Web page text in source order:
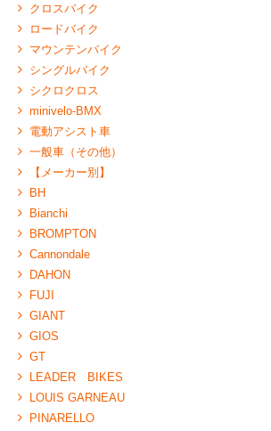
クロスバイク
ロードバイク
マウンテンバイク
シングルバイク
シクロクロス
minivelo-BMX
電動アシスト車
一般車（その他）
【メーカー別】
BH
Bianchi
BROMPTON
Cannondale
DAHON
FUJI
GIANT
GIOS
GT
LEADER BIKES
LOUIS GARNEAU
PINARELLO